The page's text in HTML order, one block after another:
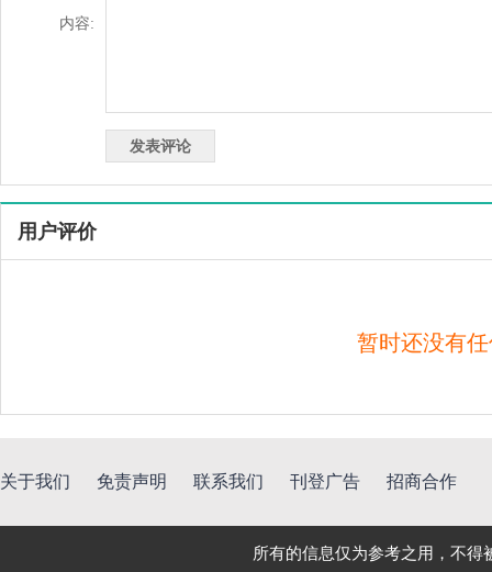
内容:
用户评价
暂时还没有
关于我们 免责声明 联系我们 刊登广告 招商合作
所有的信息仅为参考之用，不